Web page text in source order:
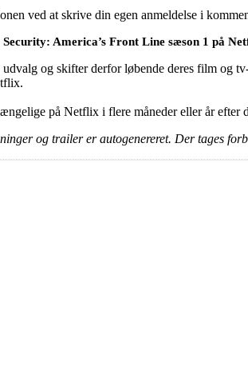
ved at skrive din egen anmeldelse i
America’s Front Line sæson 1 på
og skifter derfor løbende deres film og
på Netflix i flere måneder eller år efter
og trailer er autogenereret. Der tages